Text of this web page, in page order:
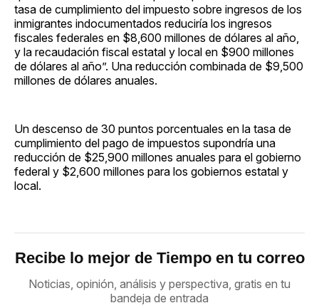
tasa de cumplimiento del impuesto sobre ingresos de los
inmigrantes indocumentados reduciría los ingresos
fiscales federales en $8,600 millones de dólares al año,
y la recaudación fiscal estatal y local en $900 millones
de dólares al año”. Una reducción combinada de $9,500
millones de dólares anuales.
Un descenso de 30 puntos porcentuales en la tasa de
cumplimiento del pago de impuestos supondría una
reducción de $25,900 millones anuales para el gobierno
federal y $2,600 millones para los gobiernos estatal y
local.
Recibe lo mejor de Tiempo en tu correo
Noticias, opinión, análisis y perspectiva, gratis en tu
bandeja de entrada